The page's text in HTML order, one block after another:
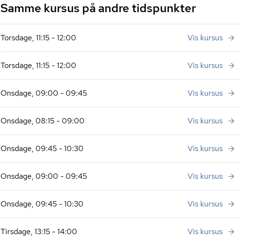
Samme kursus på andre tidspunkter
Torsdage, 11:15 - 12:00 Vis kursus
Torsdage, 11:15 - 12:00 Vis kursus
Onsdage, 09:00 - 09:45 Vis kursus
Onsdage, 08:15 - 09:00 Vis kursus
Onsdage, 09:45 - 10:30 Vis kursus
Onsdage, 09:00 - 09:45 Vis kursus
Onsdage, 09:45 - 10:30 Vis kursus
Tirsdage, 13:15 - 14:00 Vis kursus